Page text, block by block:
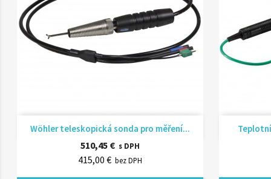
Wöhler teleskopická sonda pro měření...
510,45 € s DPH
415,00 € bez DPH
Rýchly náhľad